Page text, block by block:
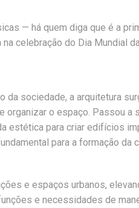
— há quem diga que é a
celebração do Dia Mundial
sociedade, a arquitetura
organizar o espaço. Passou a
estética para criar edifícios
para a formação da
e espaços urbanos,
e necessidades de